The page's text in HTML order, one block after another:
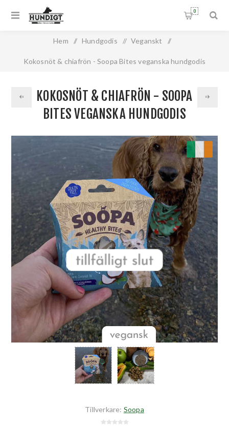
0
Hem / Hundgodis / Veganskt /
Kokosnöt & chiafrön - Soopa Bites veganska hundgodis
KOKOSNÖT & CHIAFRÖN - SOOPA
BITES VEGANSKA HUNDGODIS
Tillverkare: Soopa